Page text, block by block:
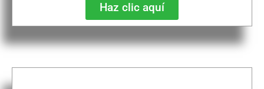
Haz clic aquí